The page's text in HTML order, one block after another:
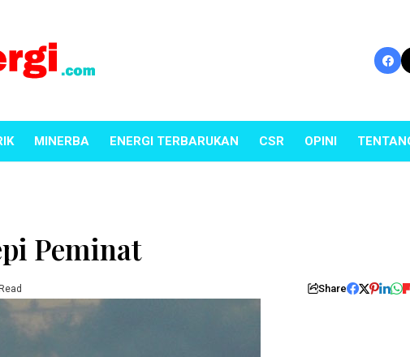
MINERBA ENERGI TERBARUKAN CSR OPINI
Peminat
Share